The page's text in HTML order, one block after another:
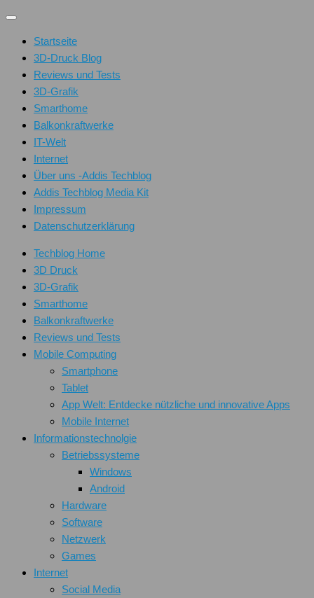
Unter
Inhalt
Startseite
3D-Druck Blog
Reviews und Tests
3D-Grafik
Smarthome
Balkonkraftwerke
IT-Welt
Internet
Über uns -Addis Techblog
Addis Techblog Media Kit
Impressum
Datenschutzerklärung
Techblog Home
3D Druck
3D-Grafik
Smarthome
Balkonkraftwerke
Reviews und Tests
Mobile Computing
Smartphone
Tablet
App Welt: Entdecke nützliche und innovative Apps
Mobile Internet
Informationstechnolgie
Betriebssysteme
Windows
Android
Hardware
Software
Netzwerk
Games
Internet
Social Media